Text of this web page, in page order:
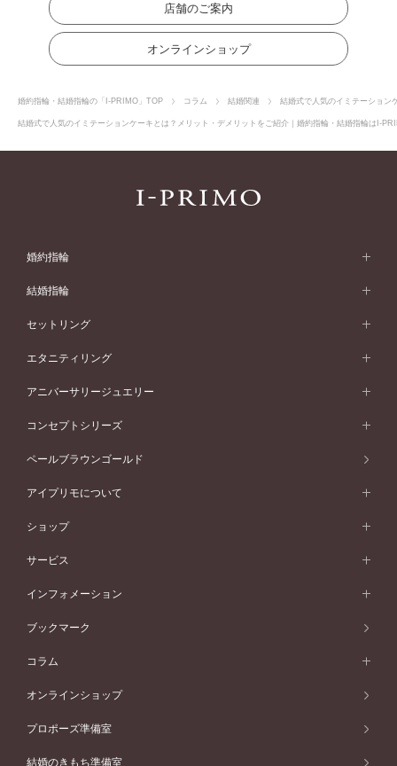
店舗のご案内
オンラインショップ
婚約指輪・結婚指輪の「I-PRIMO」TOP コラム 結婚関連 結婚式で人気のイミテーション
結婚式で人気のイミテーションケーキとは？メリット・デメリットをご紹介｜婚約指輪・結婚指輪はI-
婚約指輪
婚約指輪 (エンゲージリング)
婚約指輪一覧
ピンクゴールド
ペールブラウンゴールド
ウェーブライン
V字ライン
ワンサイドメレ
ダブルサイドメレ
フェミニン
モード
50万円台～
40万円台～
30万円台～
婚約指輪 人気ランキング
婚約ネックレス
ダイヤモンドシェイプコレクション
パーフェクトプロポーズリング
ダイヤモンドプロポーズ
結婚指輪
結婚指輪 (マリッジリング)
結婚指輪一覧
ピンクゴールド
ペールブラウンゴールド
ウェーブライン
V字ライン
ワンメレ
セベラルメレ
フェミニン
モード
50万円～
40万円～50万円
30万円～40万円
セットリング
セットリング
セットリング一覧
ピンクゴールド
ペールブラウンゴールド
エタニティリング
エタニティリング
エタニティリング一覧
ピンクゴールド
ペールブラウンゴールド
アニバーサリージュエリー
アニバーサリージュエリー
アニバーサリージュエリー一覧
ファッションリング
ブレスレット
コンセプトシリーズ
コンセプトシリーズ
オリジンビリーフ
エトワル
スワハ
プレミオン
ペールブラウンゴールド
アイプリモについて
アイプリモについて
パーソナルハンド診断
デザインへのこだわり
ショップ
店舗一覧
北海道
札幌店
サービス
プロポーズサポート
サービス
インフォメーション
ご来店予約について
ニュース一覧
ブックマーク
コラム
コラム
オンラインショップ
プロポーズ準備室
結婚のきもち準備室